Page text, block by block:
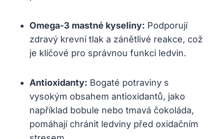
Omega-3 mastné kyseliny: Podporují
zdravý krevní tlak a ⁢zánětlivé‍ reakce, ⁤což
je klíčové‌ pro správnou ​funkci ledvin.
Antioxidanty: Bogaté potraviny s⁤
vysokým obsahem antioxidantů, jako
například bobule nebo tmavá ​čokoláda,
pomáhají chránit ledviny před oxidačním